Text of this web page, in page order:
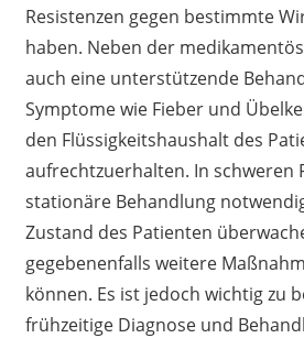
Resistenzen gegen bestimmte
haben. Neben der
auch eine unterstützende
Symptome wie Fieber und
den Flüssigkeitshaushalt des
aufrechtzuerhalten. In schweren
stationäre Behandlung
Zustand des Patienten
gegebenenfalls weitere
können. Es ist jedoch wichtig zu
frühzeitige Diagnose und